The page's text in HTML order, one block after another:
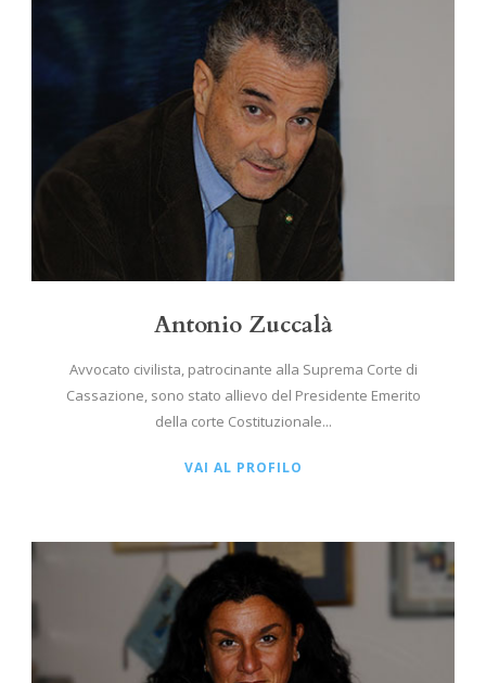
Antonio Zuccalà
Avvocato civilista, patrocinante alla Suprema Corte di
Cassazione, sono stato allievo del Presidente Emerito
della corte Costituzionale...
VAI AL PROFILO